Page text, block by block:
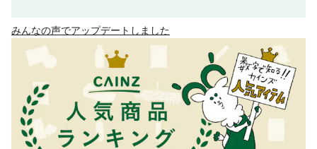
みんなの声でアップデートしました